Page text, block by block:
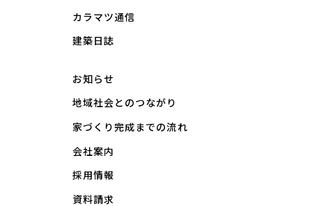
カラマツ通信
建築日誌
お知らせ
地域社会とのつながり
家づくり完成までの流れ
会社案内
採用情報
資料請求